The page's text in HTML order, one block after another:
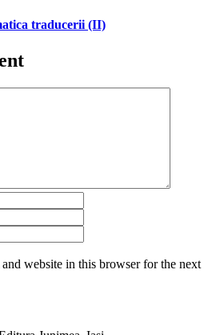
traducerii (II)
website in this browser for the next